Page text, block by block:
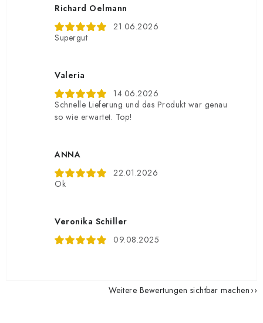
Richard Oelmann
21.06.2026
Supergut
Valeria
14.06.2026
Schnelle Lieferung und das Produkt war genau
so wie erwartet. Top!
ANNA
22.01.2026
Ok
Veronika Schiller
09.08.2025
Weitere Bewertungen sichtbar machen